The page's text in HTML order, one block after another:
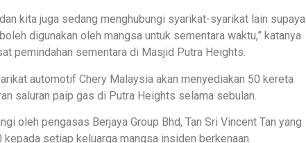
kita juga sedang menghubungi syarikat-syarikat lain supaya
digunakan oleh mangsa untuk sementara waktu,” katanya
pemindahan sementara di Masjid Putra Heights.
automotif Chery Malaysia akan menyediakan 50 kereta
saluran paip gas di Putra Heights selama sebulan.
oleh pengasas Berjaya Group Bhd, Tan Sri Vincent Tan yang
setiap keluarga mangsa insiden berkenaan.